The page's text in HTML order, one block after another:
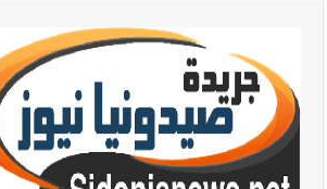
أخبار صيدا بالصور : غسان سركيس يرعى تخرّج
في ثانوية السفير : تعلّمت منكم حب الوطن
والجنوب هو عزة وكرامة لبنان